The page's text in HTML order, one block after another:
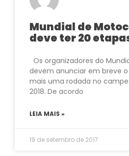
Mundial de
deve ter 20
Os organizadores do
devem anunciar em breve
mais uma rodada no
2018. De acordo
LEIA MAIS »
19 de setembro de 2017